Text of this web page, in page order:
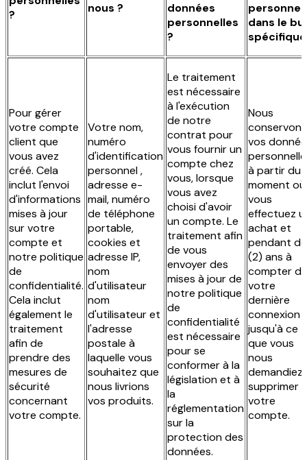
?
nous ?
données
personnelles
?
dans le
Pour gérer
votre compte
client que
vous avez
créé. Cela
inclut l'envoi
d'informations
mises à jour
sur votre
compte et
notre politique
de
confidentialité.
Cela inclut
également le
traitement
afin de
prendre des
mesures de
sécurité
concernant
votre compte.
Votre nom,
numéro
d'identification
personnel ,
adresse e-
mail, numéro
de téléphone
portable,
cookies et
adresse IP,
nom
d'utilisateur
nom
d'utilisateur et
l'adresse
postale à
laquelle vous
souhaitez que
nous livrions
vos produits.
Le traitement
est nécessaire
à l'exécution
de notre
contrat pour
vous fournir un
compte chez
vous, lorsque
vous avez
choisi d'avoir
un compte. Le
traitement afin
de vous
envoyer des
mises à jour de
notre politique
de
confidentialité
est nécessaire
pour se
conformer à la
législation et à
la
réglementation
sur la
protection des
données.
Nous
conservons
vos
à partir du
moment où
vous
effectuez
achat et
pendant
(2) ans à
compter de
votre
dernière
connexion
jusqu'à ce
que vous
nous
demandiez
supprimer
votre
compte.